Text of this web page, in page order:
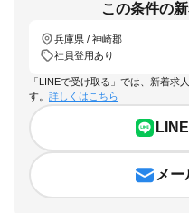
この条件の
兵庫県 / 神崎郡
社員登用あり
「LINEで受け取る」では、新着求
す。 詳しくはこちら
メ